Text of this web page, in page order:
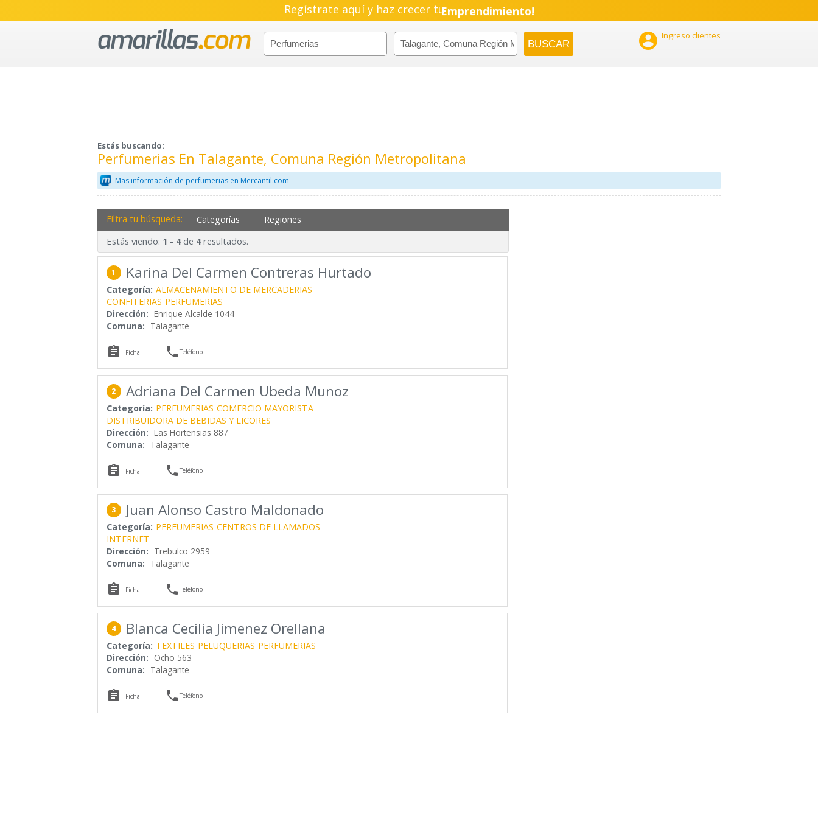
Regístrate aquí y haz crecer tuEmprendimiento!
 Ingreso clientes
Estás buscando:
Perfumerias En Talagante, Comuna Región Metropolitana
Mas información de perfumerias en Mercantil.com
Filtra tu búsqueda: Categorías Regiones
Estás viendo: 1 - 4de 4resultados.
1 Karina Del Carmen Contreras Hurtado
Categoría: ALMACENAMIENTO DE MERCADERIAS
CONFITERIAS PERFUMERIAS
Dirección: Enrique Alcalde 1044
Comuna: Talagante
 Ficha Teléfono
2 Adriana Del Carmen Ubeda Munoz
Categoría: PERFUMERIAS COMERCIO MAYORISTA
DISTRIBUIDORA DE BEBIDAS Y LICORES
Dirección: Las Hortensias 887
Comuna: Talagante
 Ficha Teléfono
3 Juan Alonso Castro Maldonado
Categoría: PERFUMERIAS CENTROS DE LLAMADOS
INTERNET
Dirección: Trebulco 2959
Comuna: Talagante
 Ficha Teléfono
4 Blanca Cecilia Jimenez Orellana
Categoría: TEXTILES PELUQUERIAS PERFUMERIAS
Dirección: Ocho 563
Comuna: Talagante
 Ficha Teléfono